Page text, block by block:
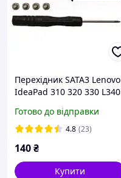
Перехідник SATA3 Lenovo
IdeaPad 310 320 330 L340
Micro Sata 7+6 to Sata
7+15 NS-A759 оптибей
Готово до відправки
4.8 (23)
140₴
Купити